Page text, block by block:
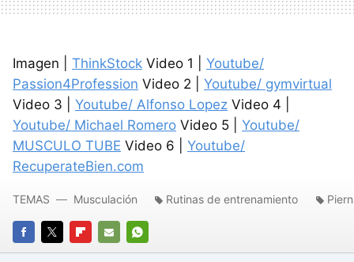
Imagen | ThinkStock Video 1 | Youtube/
Passion4Profession Video 2 | Youtube/ gymvirtual
Video 3 | Youtube/ Alfonso Lopez Video 4 |
Youtube/ Michael Romero Video 5 | Youtube/
MUSCULO TUBE Video 6 | Youtube/
RecuperateBien.com
FACEBOOK
TWITTERFLIPBOARD
E-
WHATSAPP
TEMAS Musculación Rutinas de entrenamiento